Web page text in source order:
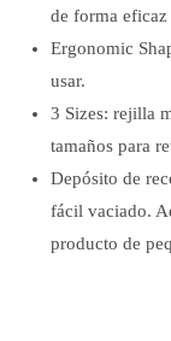
de forma
Ergonomic
usar.
3 Sizes: rejilla
tamaños para
Depósito de
fácil vaciado.
producto de